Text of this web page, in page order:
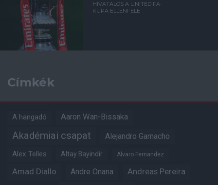
HIVATALOS A UNITED FA-
KUPA ELLENFELE
Címkék
A hangadó Aaron Wan-Bissaka
Akadémiai csapat Alejandro Garnacho
Alex Telles Altay Bayindir Alvaro Fernandez
Amad Diallo Andre Onana Andreas Pereira